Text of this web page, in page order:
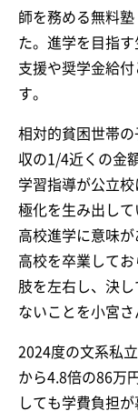
師を務める無料塾
た。進学を目指
支援や奨学金給
す。
相対的貧困世帯
収の1/4近くの金
学習指導が公立
極化を生み出し
高校進学に意味
高校を卒業して
肢を左右し、決
ないことを小宮さ
2024度の文系私
から4.8倍の86万
しても学費負担